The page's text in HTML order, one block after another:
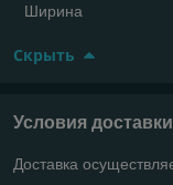
Ширина
Скрыть
Условия доставки
Доставка